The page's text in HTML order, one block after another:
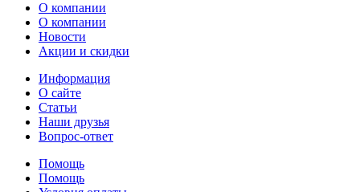
О компании
О компании
Новости
Акции и скидки
Информация
О сайте
Статьи
Наши друзья
Вопрос-ответ
Помощь
Помощь